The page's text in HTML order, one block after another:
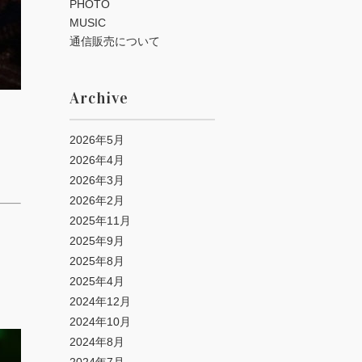
PHOTO
MUSIC
通信販売について
Archive
2026年5月
2026年4月
2026年3月
2026年2月
2025年11月
2025年9月
2025年8月
2025年4月
2024年12月
2024年10月
2024年8月